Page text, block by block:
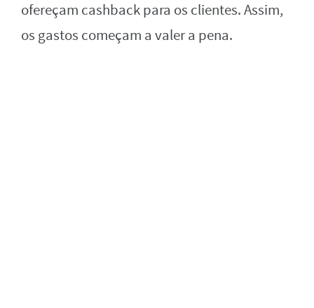
ofereçam cashback para os clientes. Assim,
os gastos começam a valer a pena.